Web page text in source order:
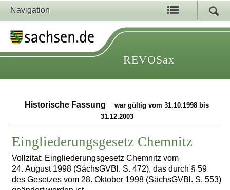
Navigation
REVOSax
Historische Fassung
war gültig vom 31.10.1998 bis
31.12.2003
Eingliederungsgesetz Chemnitz
Vollzitat: Eingliederungsgesetz Chemnitz vom
24. August 1998 (SächsGVBl. S. 472), das durch § 59
des Gesetzes vom 28. Oktober 1998 (SächsGVBl. S. 553)